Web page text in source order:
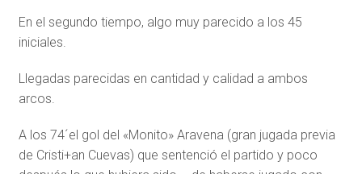
En el segundo tiempo, algo muy parecido a los 45
iniciales.
Llegadas parecidas en cantidad y calidad a ambos
arcos.
A los 74´el gol del «Monito» Aravena (gran jugada previa
de Cristi+an Cuevas) que sentenció el partido y poco